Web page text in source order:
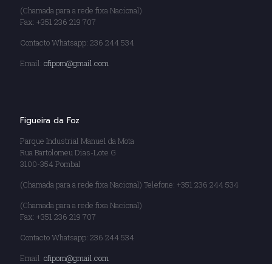
(Chamada para a rede fixa Nacional)
Fax: +351 236 219 707
Contacto Whatsapp: 236 244 534
Email: ofipom@gmail.com
Figueira da Foz
Parque Industrial Manuel da Mota
Rua Bartolomeu Dias-Lote G
3100-354 Pombal
(Chamada para a rede fixa Nacional) Telefone: +351 236 244 534
(Chamada para a rede fixa Nacional)
Fax: +351 236 219 707
Contacto Whatsapp: 236 244 534
Email: ofipom@gmail.com